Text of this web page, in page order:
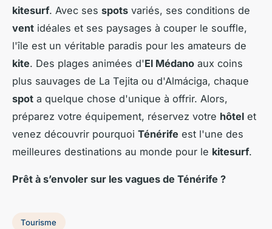
kitesurf. Avec ses spots variés, ses conditions de
vent idéales et ses paysages à couper le souffle,
l'île est un véritable paradis pour les amateurs de
kite. Des plages animées d'El Médano aux coins
plus sauvages de La Tejita ou d'Almáciga, chaque
spot a quelque chose d'unique à offrir. Alors,
préparez votre équipement, réservez votre hôtel et
venez découvrir pourquoi Ténérife est l'une des
meilleures destinations au monde pour le kitesurf.
Prêt à s’envoler sur les vagues de Ténérife ?
Tourisme